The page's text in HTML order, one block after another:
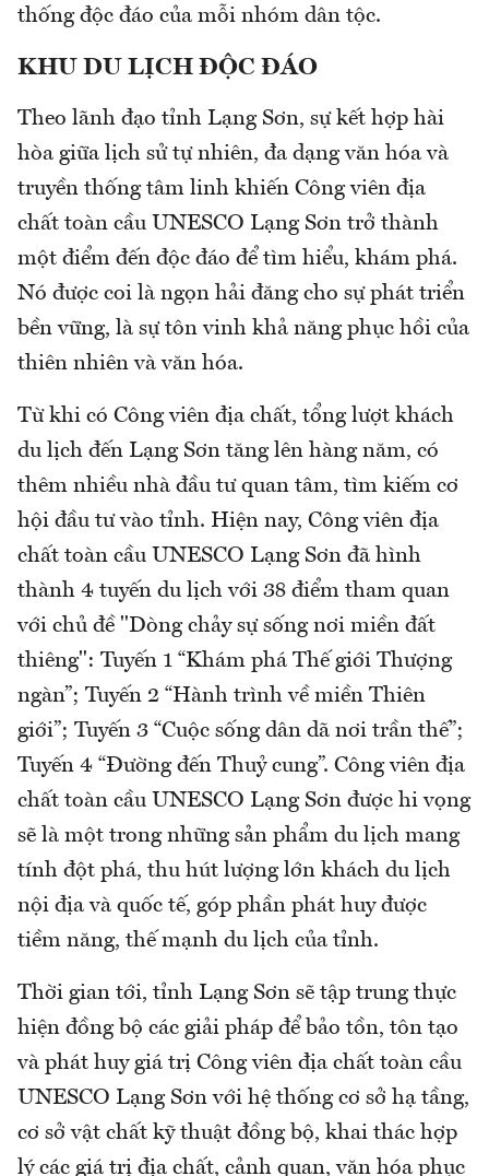
thống độc đáo của mỗi nhóm dân tộc.
KHU DU LỊCH ĐỘC ĐÁO
Theo lãnh đạo tỉnh Lạng Sơn, sự kết hợp hài
hòa giữa lịch sử tự nhiên, đa dạng văn hóa và
truyền thống tâm linh khiến Công viên địa
chất toàn cầu UNESCO Lạng Sơn trở thành
một điểm đến độc đáo để tìm hiểu, khám phá.
Nó được coi là ngọn hải đăng cho sự phát triển
bền vững, là sự tôn vinh khả năng phục hồi của
thiên nhiên và văn hóa.
Từ khi có Công viên địa chất, tổng lượt khách
du lịch đến Lạng Sơn tăng lên hàng năm, có
thêm nhiều nhà đầu tư quan tâm, tìm kiếm cơ
hội đầu tư vào tỉnh. Hiện nay, Công viên địa
chất toàn cầu UNESCO Lạng Sơn đã hình
thành 4 tuyến du lịch với 38 điểm tham quan
với chủ đề "Dòng chảy sự sống nơi miền đất
thiêng": Tuyến 1 “Khám phá Thế giới Thượng
ngàn”; Tuyến 2 “Hành trình về miền Thiên
giới”; Tuyến 3 “Cuộc sống dân dã nơi trần thế”;
Tuyến 4 “Đường đến Thuỷ cung”. Công viên địa
chất toàn cầu UNESCO Lạng Sơn được hi vọng
sẽ là một trong những sản phẩm du lịch mang
tính đột phá, thu hút lượng lớn khách du lịch
nội địa và quốc tế, góp phần phát huy được
tiềm năng, thế mạnh du lịch của tỉnh.
Thời gian tới, tỉnh Lạng Sơn sẽ tập trung thực
hiện đồng bộ các giải pháp để bảo tồn, tôn tạo
và phát huy giá trị Công viên địa chất toàn cầu
UNESCO Lạng Sơn với hệ thống cơ sở hạ tầng,
cơ sở vật chất kỹ thuật đồng bộ, khai thác hợp
lý các giá trị địa chất, cảnh quan, văn hóa phục